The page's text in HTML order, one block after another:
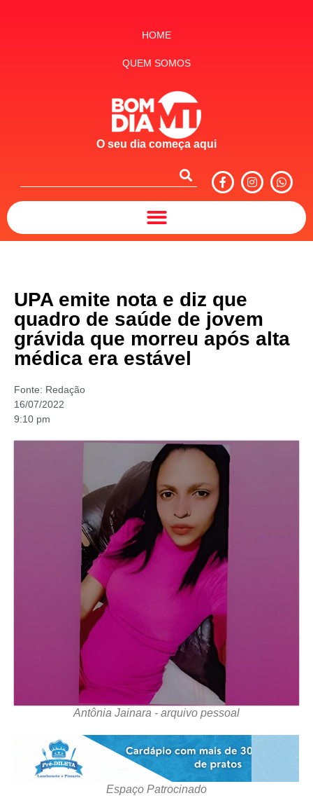
HOME
QUEM SOMOS
O seu dia começa aqui
UPA emite nota e diz que
quadro de saúde de jovem
grávida que morreu após alta
médica era estável
Fonte: Redação
16/07/2022
9:10 pm
Antônia Jainara - arquivo pessoal
Espaço Patrocinado